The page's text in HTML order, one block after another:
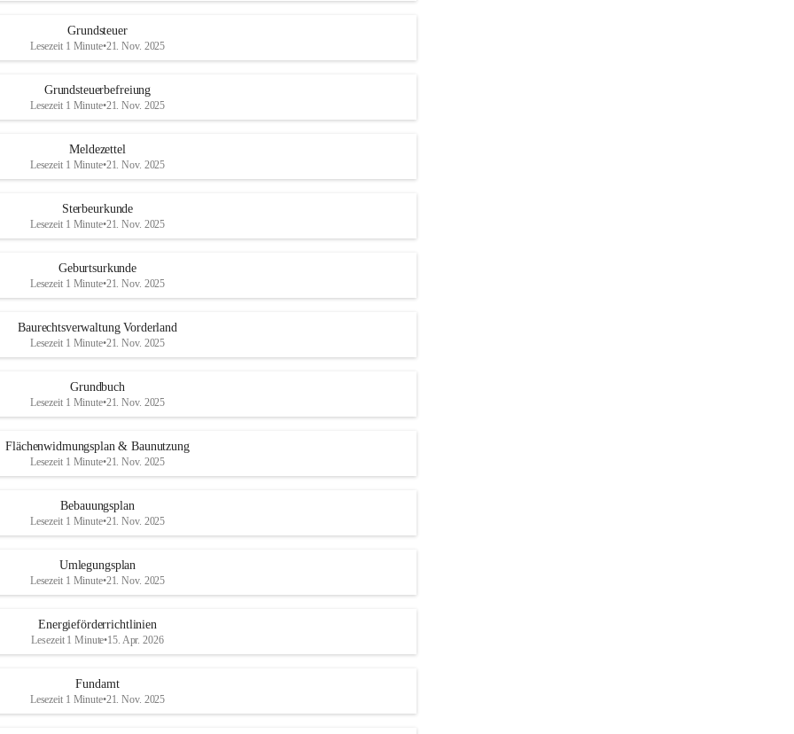
Grundsteuer
Lesezeit 1 Minute•21. Nov. 2025
Grundsteuerbefreiung
Lesezeit 1 Minute•21. Nov. 2025
Meldezettel
Lesezeit 1 Minute•21. Nov. 2025
Sterbeurkunde
Lesezeit 1 Minute•21. Nov. 2025
Geburtsurkunde
Lesezeit 1 Minute•21. Nov. 2025
Baurechtsverwaltung Vorderland
Lesezeit 1 Minute•21. Nov. 2025
Grundbuch
Lesezeit 1 Minute•21. Nov. 2025
Flächenwidmungsplan & Baunutzung
Lesezeit 1 Minute•21. Nov. 2025
Bebauungsplan
Lesezeit 1 Minute•21. Nov. 2025
Umlegungsplan
Lesezeit 1 Minute•21. Nov. 2025
Energieförderrichtlinien
Lesezeit 1 Minute•15. Apr. 2026
Fundamt
Lesezeit 1 Minute•21. Nov. 2025